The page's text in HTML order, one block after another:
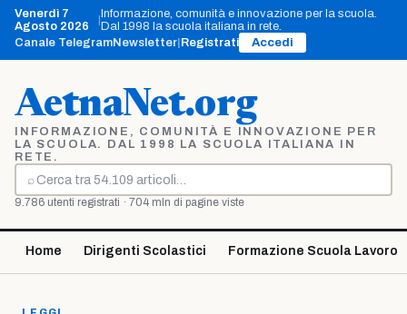
Vai
contenuto
Venerdì 7
Agosto 2026
Informazione, comunità e innovazione per la scuola.
Dal 1998 la scuola italiana in rete.
Canale TelegramNewsletter Registrati Accedi
AetnaNet.org
INFORMAZIONE, COMUNITÀ E INNOVAZIONE PER
LA SCUOLA. DAL 1998 LA SCUOLA ITALIANA IN
RETE.
⌕
Cerca
9.786 utenti registrati · 704 mln di pagine viste
Home Dirigenti Scolastici Formazione Scuola Lavoro